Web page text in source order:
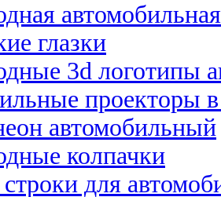
глазки
3d логотипы
проекторы
автомобильный
колпачки
для